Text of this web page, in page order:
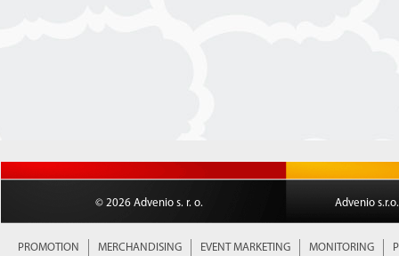
© 2026 Advenio s. r. o. Advenio
PROMOTION MERCHANDISING EVENT MARKETING MONITORING